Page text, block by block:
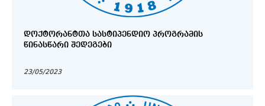
ᲓᲝᲥᲢᲝᲠᲐᲜᲢᲗᲐ ᲡᲐᲡᲢᲘᲞᲔᲜᲓᲘᲝ ᲞᲠᲝᲒᲠᲐᲛᲘᲡ
ᲬᲘᲜᲐᲡᲬᲐᲠᲘ ᲨᲔᲓᲔᲒᲔᲑᲘ
23/05/2023